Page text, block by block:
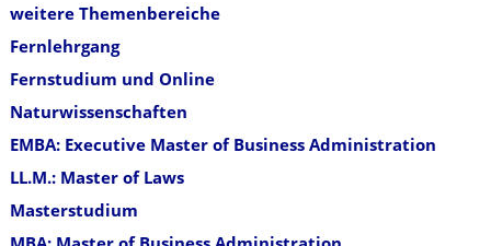
weitere Themenbereiche
Fernlehrgang
Fernstudium und Online
Naturwissenschaften
EMBA: Executive Master of Business Administration
LL.M.: Master of Laws
Masterstudium